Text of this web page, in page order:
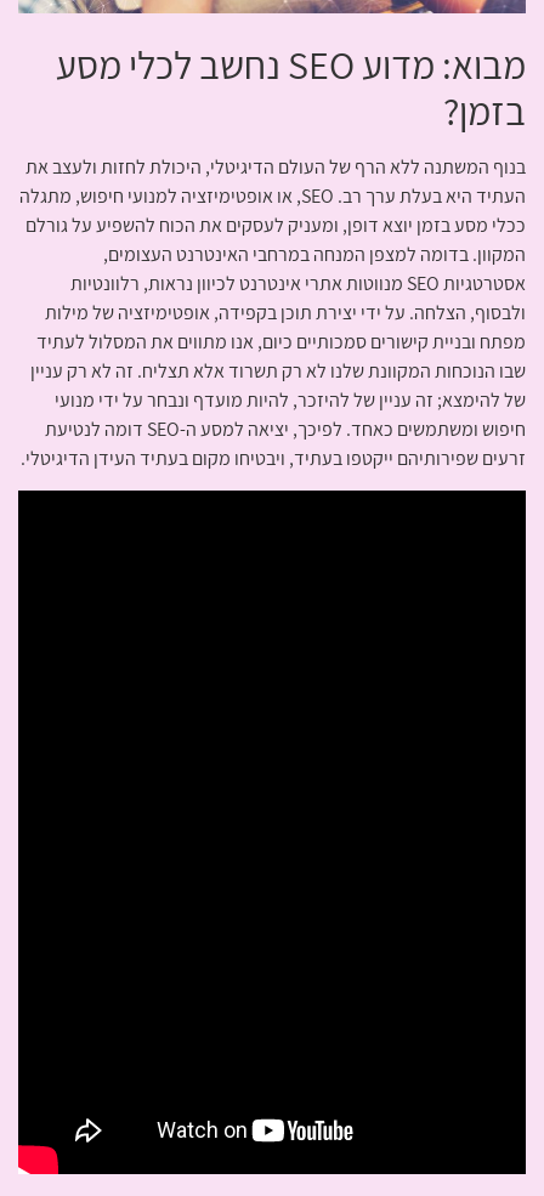
מבוא: מדוע SEO נחשב לכלי מסע
בזמן?
בנוף המשתנה ללא הרף של העולם הדיגיטלי, היכולת לחזות ולעצב את
העתיד היא בעלת ערך רב. SEO, או אופטימיזציה למנועי חיפוש, מתגלה
ככלי מסע בזמן יוצא דופן, ומעניק לעסקים את הכוח להשפיע על גורלם
המקוון. בדומה למצפן המנחה במרחבי האינטרנט העצומים,
אסטרטגיות SEO מנווטות אתרי אינטרנט לכיוון נראות, רלוונטיות
ולבסוף, הצלחה. על ידי יצירת תוכן בקפידה, אופטימיזציה של מילות
מפתח ובניית קישורים סמכותיים כיום, אנו מתווים את המסלול לעתיד
שבו הנוכחות המקוונת שלנו לא רק תשרוד אלא תצליח. זה לא רק עניין
של להימצא; זה עניין של להיזכר, להיות מועדף ונבחר על ידי מנועי
חיפוש ומשתמשים כאחד. לפיכך, יציאה למסע ה-SEO דומה לנטיעת
זרעים שפירותיהם ייקטפו בעתיד, ויבטיחו מקום בעתיד העידן הדיגיטלי.